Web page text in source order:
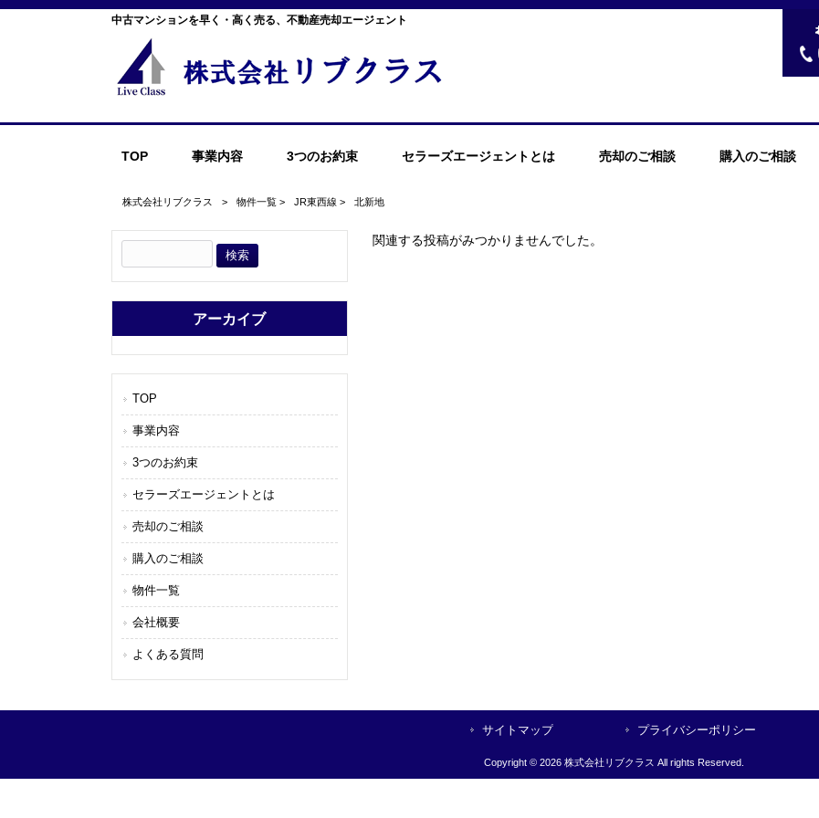
中古マンションを早く・高く売る、不動産売却エージェント
TOP 事業内容 3つのお約束 セラーズエージェントとは 売却のご相談 購入のご相談
株式会社リブクラス > 物件一覧 > JR東西線 > 北新地
関連する投稿がみつかりませんでした。
アーカイブ
TOP
事業内容
3つのお約束
セラーズエージェントとは
売却のご相談
購入のご相談
物件一覧
会社概要
よくある質問
サイトマップ プライバシーポリシー
Copyright © 2026 株式会社リブクラス All rights Reserved.